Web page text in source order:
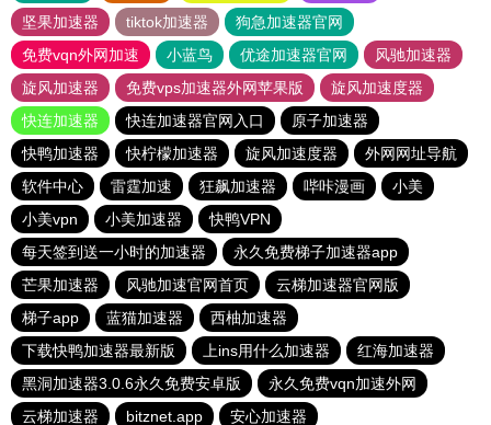
坚果加速器
tiktok加速器
狗急加速器官网
免费vqn外网加速
小蓝鸟 优途加速器官网
风驰加速器
旋风加速器
免费vps加速器外网苹果版
旋风加速度器
快连加速器
快连加速器官网入口
原子加速器
快鸭加速器
快柠檬加速器 旋风加速度器
外网网址导航
软件中心
雷霆加速 狂飙加速器 哔咔漫画
小美
小美vpn
小美加速器
快鸭VPN
每天签到送一小时的加速器
永久免费梯子加速器app
芒果加速器
风驰加速官网首页
云梯加速器官网版
梯子app
蓝猫加速器
西柚加速器
下载快鸭加速器最新版
上ins用什么加速器
红海加速器
黑洞加速器3.0.6永久免费安卓版
永久免费vqn加速外网
云梯加速器
bitznet.app
安心加速器